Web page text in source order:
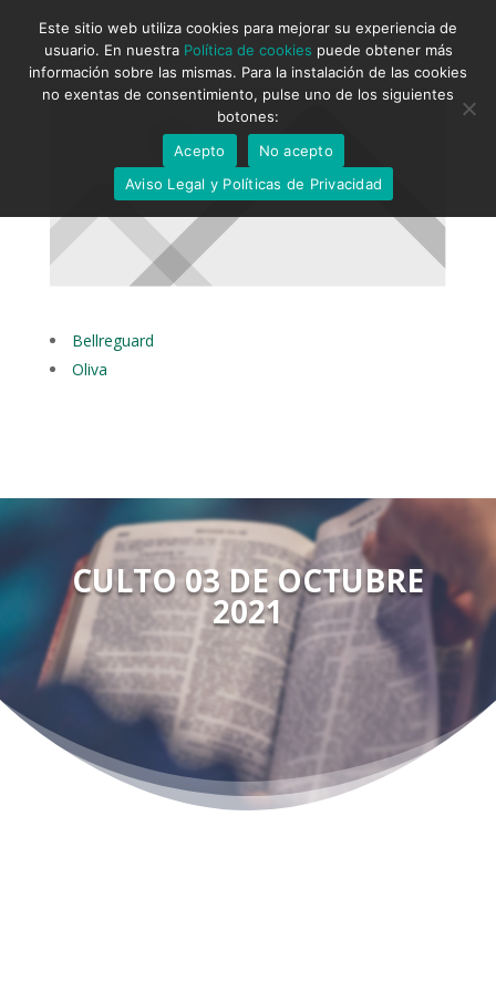
Bellreguard
Oliva
CULTO 03 DE OCTUBRE
2021
Este sitio web utiliza cookies para mejorar su experiencia de
usuario. En nuestra Política de cookies puede obtener más
información sobre las mismas. Para la instalación de las cookies
no exentas de consentimiento, pulse uno de los siguientes
botones:
Acepto
No acepto
Aviso Legal y Políticas de Privacidad